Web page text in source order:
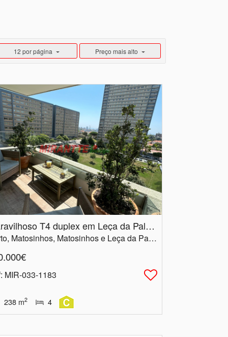
12 por página Preço mais alto
Maravilhoso T4 duplex em Leça da Palmeira
Porto, Matosinhos, Matosinhos e Leça da Palmeira
: MIR-033-1183
238 m2 4